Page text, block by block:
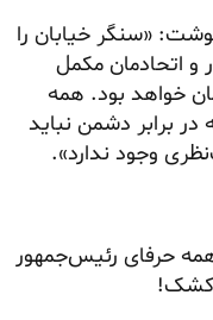
«سنگر خیابان را
و اتحادمان مکمل
خواهد بود. همه
برابر دشمن نباید
وجود ندارد».
حرفای رئیس‌جمهور
کشک!